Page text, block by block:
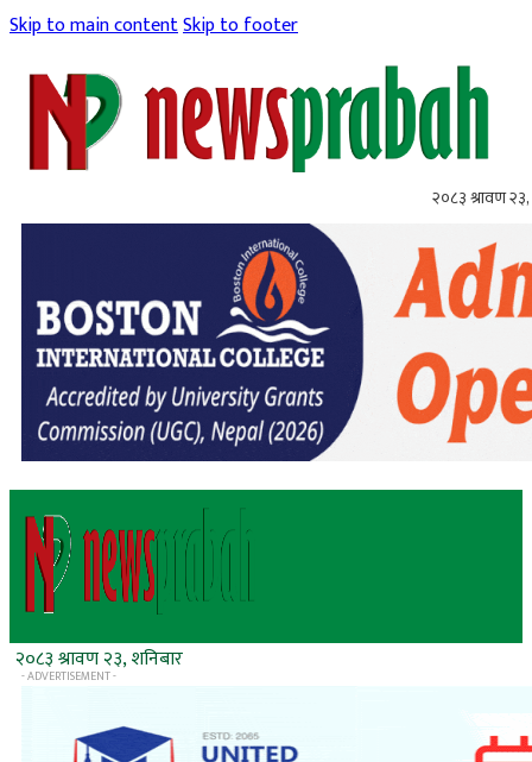
Skip to main contentSkip to footer
२०८३ श्रावण २३,
२०८३ श्रावण २३, शनिबार
- ADVERTISEMENT -